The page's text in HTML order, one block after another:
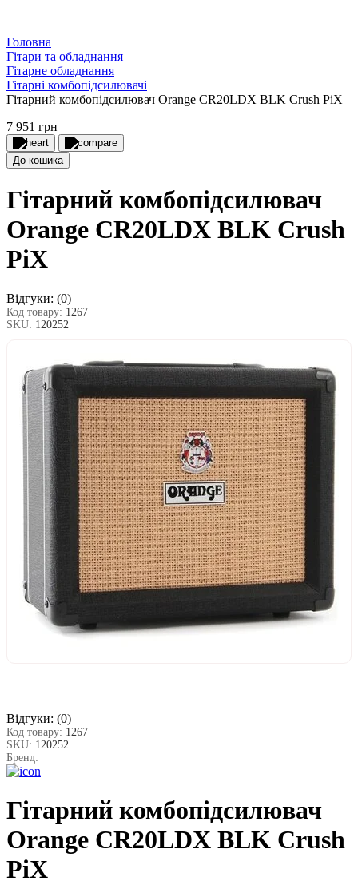
Головна
Гітари та обладнання
Гітарне обладнання
Гітарні комбопідсилювачі
Гітарний комбопідсилювач Orange CR20LDX BLK Crush PiX
7 951 грн
До кошика
Гітарний комбопідсилювач
Orange CR20LDX BLK Crush
PiX
Відгуки: (0)
Код товару: 1267
SKU: 120252
Відгуки: (0)
Код товару: 1267
SKU: 120252
Бренд:
Гітарний комбопідсилювач
Orange CR20LDX BLK Crush
PiX